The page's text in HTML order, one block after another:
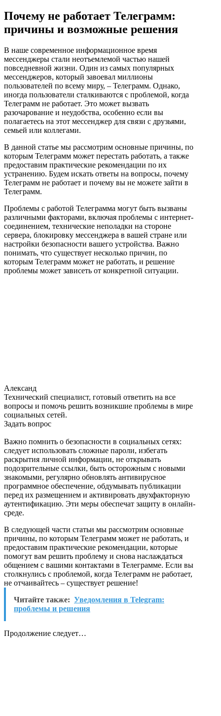
Почему не работает Телеграмм:
причины и возможные решения
В наше современное информационное время
мессенджеры стали неотъемлемой частью нашей
повседневной жизни. Один из самых популярных
мессенджеров, который завоевал миллионы
пользователей по всему миру, – Телеграмм. Однако,
иногда пользователи сталкиваются с проблемой, когда
Телеграмм не работает. Это может вызвать
разочарование и неудобства, особенно если вы
полагаетесь на этот мессенджер для связи с друзьями,
семьей или коллегами.
В данной статье мы рассмотрим основные причины, по
которым Телеграмм может перестать работать, а также
предоставим практические рекомендации по их
устранению. Будем искать ответы на вопросы, почему
Телеграмм не работает и почему вы не можете зайти в
Телеграмм.
Проблемы с работой Телеграмма могут быть вызваны
различными факторами, включая проблемы с интернет-
соединением, технические неполадки на стороне
сервера, блокировку мессенджера в вашей стране или
настройки безопасности вашего устройства. Важно
понимать, что существует несколько причин, по
которым Телеграмм может не работать, и решение
проблемы может зависеть от конкретной ситуации.
Александ
Технический специалист, готовый ответить на все
вопросы и помочь решить возникшие проблемы в мире
социальных сетей.
Задать вопрос
Важно помнить о безопасности в социальных сетях:
следует использовать сложные пароли, избегать
раскрытия личной информации, не открывать
подозрительные ссылки, быть осторожным с новыми
знакомыми, регулярно обновлять антивирусное
программное обеспечение, обдумывать публикации
перед их размещением и активировать двухфакторную
аутентификацию. Эти меры обеспечат защиту в онлайн-
среде.
В следующей части статьи мы рассмотрим основные
причины, по которым Телеграмм может не работать, и
предоставим практические рекомендации, которые
помогут вам решить проблему и снова наслаждаться
общением с вашими контактами в Телеграмме. Если вы
столкнулись с проблемой, когда Телеграмм не работает,
не отчаивайтесь – существует решение!
Читайте также: Уведомления в Telegram:
проблемы и решения
Продолжение следует…